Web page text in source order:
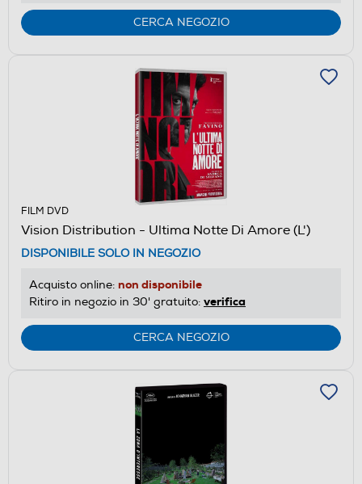
CERCA NEGOZIO
FILM DVD
Vision Distribution - Ultima Notte Di Amore (L')
DISPONIBILE SOLO IN NEGOZIO
Acquisto online: non disponibile
Ritiro in negozio in 30' gratuito: verifica
CERCA NEGOZIO